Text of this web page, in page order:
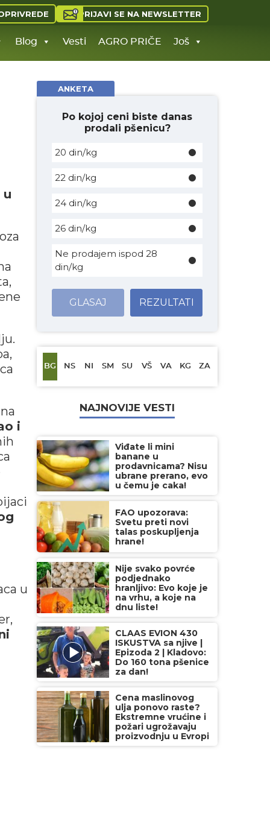
PRIJAVI SE NA NEWSLETTER
Blog Vesti AGRO PRIČE Još
u
i
u
ANKETA
Po kojoj ceni biste danas
prodali pšenicu?
20 din/kg
22 din/kg
24 din/kg
26 din/kg
Ne prodajem ispod 28
din/kg
GLASAJ REZULTATI
BG NS NI SM SU VŠ VA KG ZA
NAJNOVIJE VESTI
Viđate li mini
banane u
prodavnicama? Nisu
ubrane prerano, evo
u čemu je caka!
FAO upozorava:
Svetu preti novi
talas poskupljenja
hrane!
Nije svako povrće
podjednako
hranljivo: Evo koje je
na vrhu, a koje na
dnu liste!
CLAAS EVION 430
ISKUSTVA sa njive |
Epizoda 2 | Kladovo:
Do 160 tona pšenice
za dan!
Cena maslinovog
ulja ponovo raste?
Ekstremne vrućine i
požari ugrožavaju
proizvodnju u Evropi